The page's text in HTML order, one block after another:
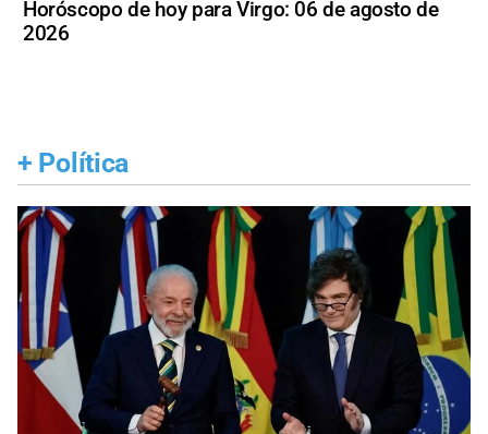
Horóscopo de hoy para Virgo: 06 de agosto de
2026
+ Política